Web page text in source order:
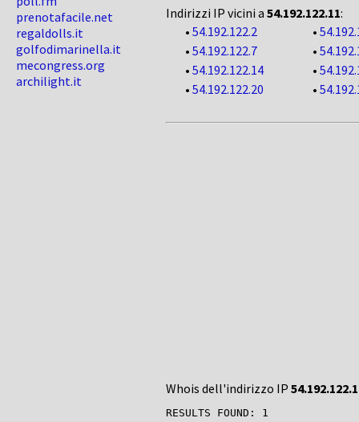
prenotafacile.net
regaldolls.it
golfodimarinella.it
mecongress.org
archilight.it
Indirizzi IP vicini a 54.192.122.11:
• 54.192.122.2 •
• 54.192.122.7 •
• 54.192.122.14 •
• 54.192.122.20 •
Whois dell'indirizzo IP
RESULTS FOUND: 1